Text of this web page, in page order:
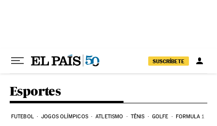
SUSCRÍBETE
Esportes
FUTEBOL JOGOS OLÍMPICOS ATLETISMO TÊNIS GOLFE FORMULA 1